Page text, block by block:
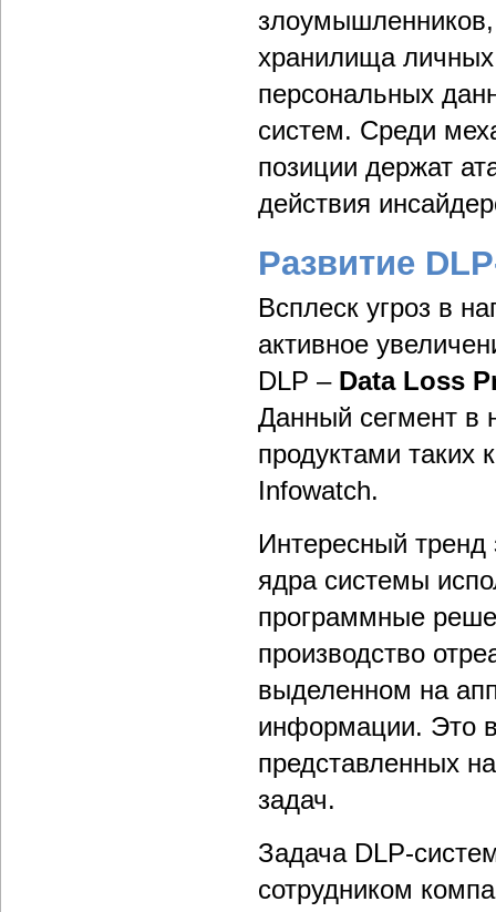
злоумышленников,
хранилища
персональных
систем. Среди
позиции держат
действия
Развитие
Всплеск угроз в
активное
DLP – Data Loss
Данный сегмент в
продуктами таких
Infowatch.
Интересный тренд
ядра системы
программные
производство
выделенном на
информации. Это
представленных
задач.
Задача DLP-
сотрудником